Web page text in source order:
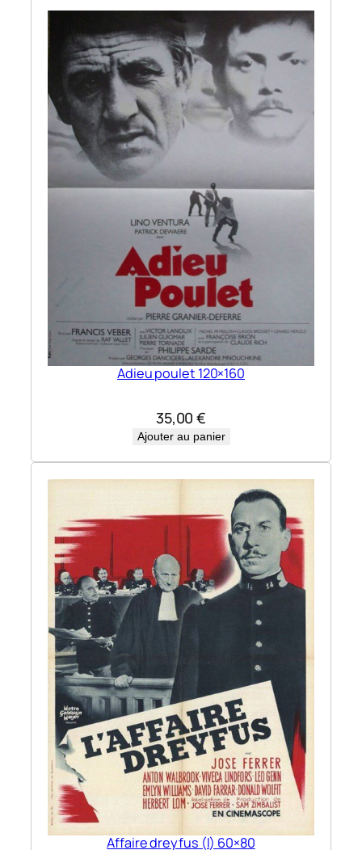
Adieu poulet 120×160
35,00€
Ajouter au panier
Affaire dreyfus (l) 60×80